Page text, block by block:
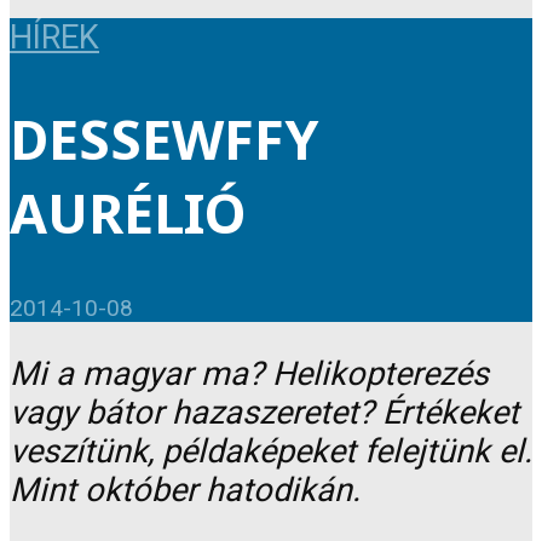
HÍREK
DESSEWFFY
AURÉLIÓ
2014-10-08
Mi a magyar ma? Helikopterezés
vagy bátor hazaszeretet? Értékeket
veszítünk, példaképeket felejtünk el.
Mint október hatodikán.